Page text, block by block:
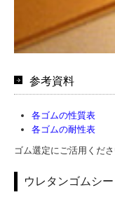
参考資料
各ゴムの性質表
各ゴムの耐性表
ゴム選定にご活用くださ
ウレタンゴムシ